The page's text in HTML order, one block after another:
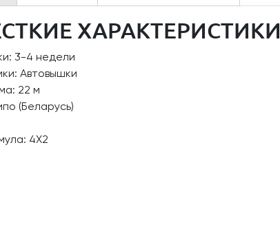
ХАРАКТЕРИСТИКИ
3-4 недели
Автовышки
22 м
(Беларусь)
4Х2